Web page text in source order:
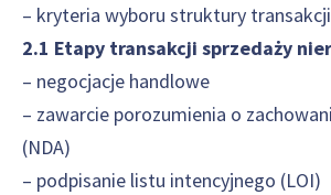
– kryteria wyboru struktury transakcji
2.1 Etapy transakcji sprzedaży
– negocjacje handlowe
– zawarcie porozumienia o
(NDA)
– podpisanie listu intencyjnego (LOI)